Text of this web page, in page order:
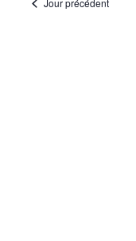
Jour précédent